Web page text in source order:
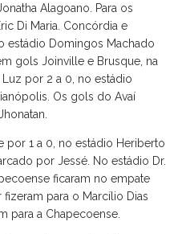
Alagoano. Para os
Di Maria. Concórdia e
estádio Domingos Machado
gols Joinville e Brusque, na
por 2 a 0, no estádio
Os gols do Avaí
por 1 a 0, no estádio Heriberto
por Jessé. No estádio Dr.
ficaram no empate
fizeram para o Marcílio Dias
para a Chapecoense.